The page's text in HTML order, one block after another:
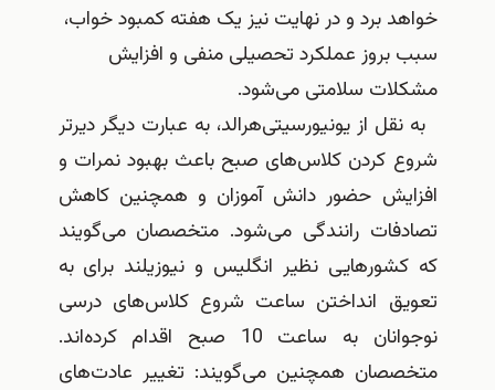
خواهد برد و در نهایت نیز یک هفته کمبود خواب،
سبب بروز عملکرد تحصیلی منفی و افزایش
مشکلات سلامتی می‌شود.
به نقل از یونیورسیتی‌هرالد، به عبارت دیگر دیرتر
شروع کردن کلاس‌های صبح باعث بهبود نمرات و
افزایش حضور دانش آموزان و همچنین کاهش
تصادفات رانندگی می‌شود. متخصصان می‌گویند
که کشورهایی نظیر انگلیس و نیوزیلند برای به
تعویق انداختن ساعت شروع کلاس‌های درسی
نوجوانان به ساعت 10 صبح اقدام کرده‌اند.
متخصصان همچنین می‌گویند: تغییر عادت‌های